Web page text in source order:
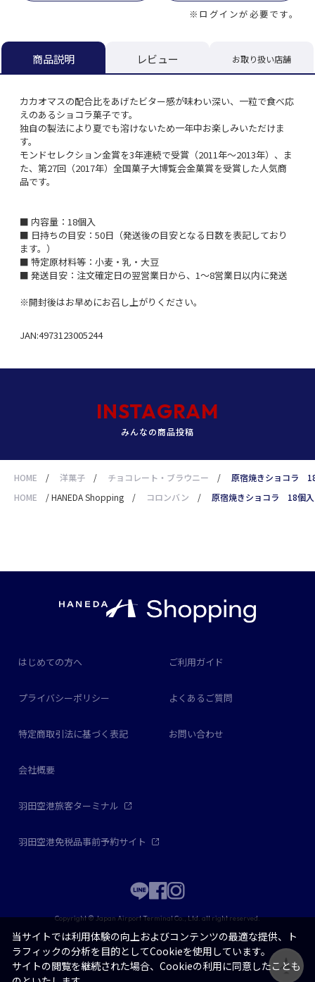
HOME / 洋菓子 / チョコレート・ブラウニー /
原宿焼きショコラ
HOME
/HANEDA Shopping / コロンバン / 原宿焼きショコラ 18個入
※ログインが必要です。
商品説明 レビュー お取り扱い店舗
カカオマスの配合比をあげたビター感が味わい深い、一粒で食べ応
えのあるショコラ菓子です。
独自の製法により夏でも溶けないため一年中お楽しみいただけま
す。
モンドセレクション金賞を3年連続で受賞（2011年～2013年）、ま
た、第27回（2017年）全国菓子大博覧会金菓賞を受賞した人気商
品です。
■ 内容量：18個入
■ 日持ちの目安：50日（発送後の目安となる日数を表記しており
ます。）
■ 特定原材料等：小麦・乳・大豆
■ 発送目安：注文確定日の翌営業日から、1～8営業日以内に発送
※開封後はお早めにお召し上がりください。
JAN:4973123005244
INSTAGRAM
みんなの商品投稿
はじめての方へ ご利用ガイド
プライバシーポリシー よくあるご質問
特定商取引法に基づく表記 お問い合わせ
会社概要
羽田空港旅客ターミナル
羽田空港免税品事前予約サイト
Copyright © Japan Airport Terminal Co., Ltd. all right reserved.
当サイトでは利用体験の向上およびコンテンツの最適な提供、ト
ラフィックの分析を目的としてCookieを使用しています。
サイトの閲覧を継続された場合、Cookieの利用に同意したことも